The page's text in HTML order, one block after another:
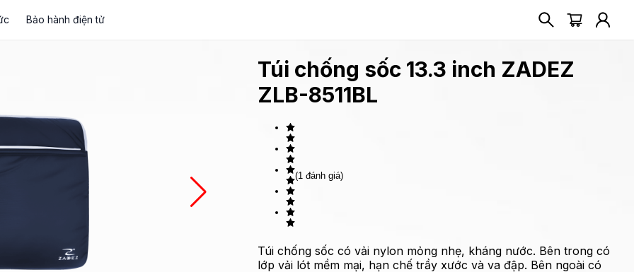
Bảo hành điện tử
Túi chống sốc 13.3 inch ZADEZ
ZLB-8511BL
(1 đánh giá)
Túi chống sốc có vải nylon mỏng nhẹ, kháng nước. Bên trong có
lớp vải lót mềm mại, hạn chế trầy xước và va đập. Bên ngoài có